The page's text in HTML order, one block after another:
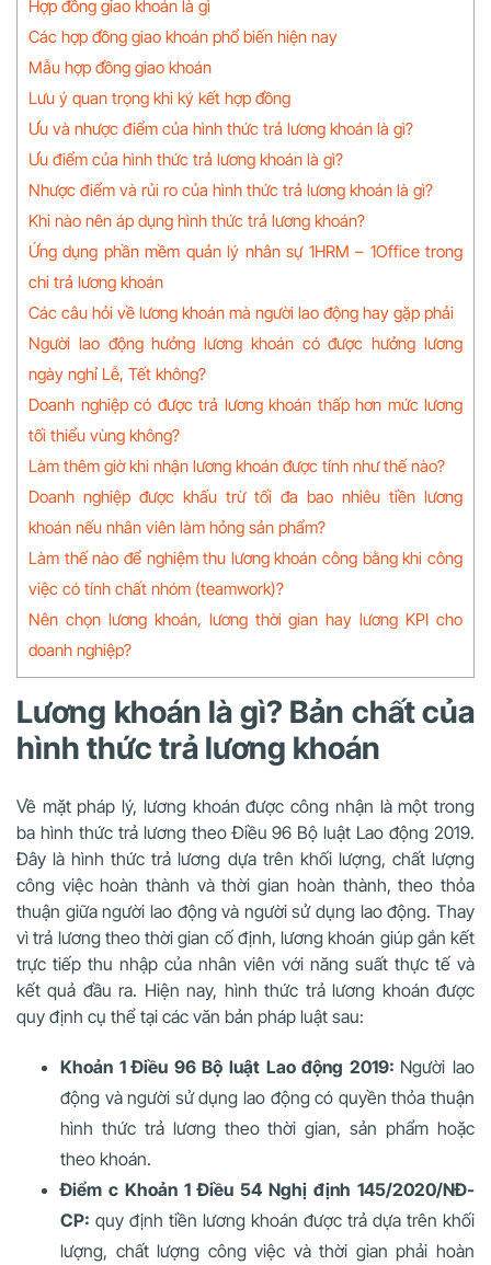
Hợp đồng giao khoán là gì
Các hợp đồng giao khoán phổ biến hiện nay
Mẫu hợp đồng giao khoán
Lưu ý quan trọng khi ký kết hợp đồng
Ưu và nhược điểm của hình thức trả lương khoán là gì?
Ưu điểm của hình thức trả lương khoán là gì?
Nhược điểm và rủi ro của hình thức trả lương khoán là gì?
Khi nào nên áp dụng hình thức trả lương khoán?
Ứng dụng phần mềm quản lý nhân sự 1HRM – 1Office trong
chi trả lương khoán
Các câu hỏi về lương khoán mà người lao động hay gặp phải
Người lao động hưởng lương khoán có được hưởng lương
ngày nghỉ Lễ, Tết không?
Doanh nghiệp có được trả lương khoán thấp hơn mức lương
tối thiểu vùng không?
Làm thêm giờ khi nhận lương khoán được tính như thế nào?
Doanh nghiệp được khấu trừ tối đa bao nhiêu tiền lương
khoán nếu nhân viên làm hỏng sản phẩm?
Làm thế nào để nghiệm thu lương khoán công bằng khi công
việc có tính chất nhóm (teamwork)?
Nên chọn lương khoán, lương thời gian hay lương KPI cho
doanh nghiệp?
Lương khoán là gì? Bản chất của
hình thức trả lương khoán
Về mặt pháp lý, lương khoán được công nhận là một trong
ba hình thức trả lương theo Điều 96 Bộ luật Lao động 2019.
Đây là hình thức trả lương dựa trên khối lượng, chất lượng
công việc hoàn thành và thời gian hoàn thành, theo thỏa
thuận giữa người lao động và người sử dụng lao động. Thay
vì trả lương theo thời gian cố định, lương khoán giúp gắn kết
trực tiếp thu nhập của nhân viên với năng suất thực tế và
kết quả đầu ra. Hiện nay, hình thức trả lương khoán được
quy định cụ thể tại các văn bản pháp luật sau:
Khoản 1 Điều 96 Bộ luật Lao động 2019: Người lao
động và người sử dụng lao động có quyền thỏa thuận
hình thức trả lương theo thời gian, sản phẩm hoặc
theo khoán.
Điểm c Khoản 1 Điều 54 Nghị định 145/2020/NĐ-
CP: quy định tiền lương khoán được trả dựa trên khối
lượng, chất lượng công việc và thời gian phải hoàn